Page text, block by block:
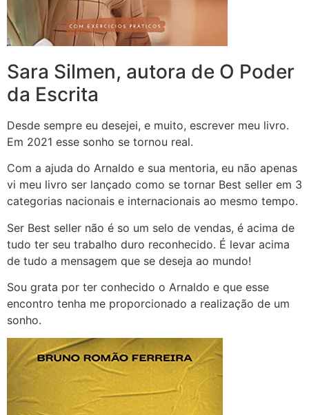
Sara Silmen, autora de O Poder
da Escrita
Desde sempre eu desejei, e muito, escrever meu livro.
Em 2021 esse sonho se tornou real.
Com a ajuda do Arnaldo e sua mentoria, eu não apenas
vi meu livro ser lançado como se tornar Best seller em 3
categorias nacionais e internacionais ao mesmo tempo.
Ser Best seller não é so um selo de vendas, é acima de
tudo ter seu trabalho duro reconhecido. É levar acima
de tudo a mensagem que se deseja ao mundo!
Sou grata por ter conhecido o Arnaldo e que esse
encontro tenha me proporcionado a realização de um
sonho.